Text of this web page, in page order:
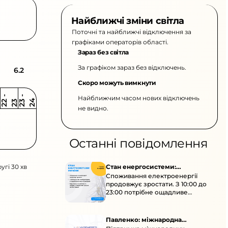
6.2
2 2
-
2 3 2 3
-
2 4
30 хв
Найближчі зміни світла
Поточні та найближчі відключення за
графіками операторів області.
Зараз без світла
За графіком зараз без відключень.
Скоро можуть вимкнути
Найближчим часом нових відключень
не видно.
Останні повідомлення
Стан енергосистеми:
споживання зростає
Споживання електроенергії
продовжує зростати. З 10:00 до
23:00 потрібне ощадливе
енергоспоживання, а
перенести на нічні години.
Павленко: міжнародна